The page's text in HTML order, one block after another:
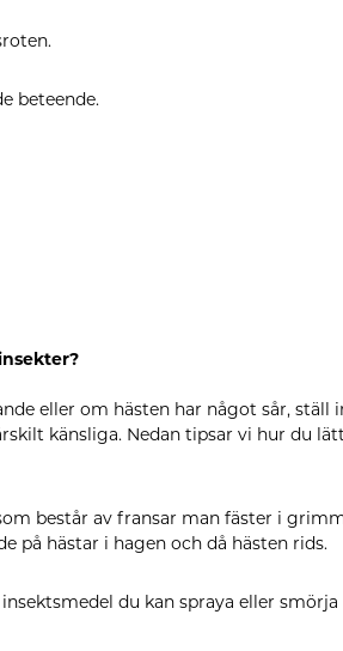
beteende.
eller om hästen har något sår, ställ
känsliga. Nedan tipsar vi hur du
består av fransar man fäster i
på hästar i hagen och då hästen rids.
du kan spraya eller